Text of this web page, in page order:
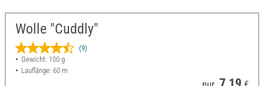
Wolle "Cuddly"
(9)
Gewicht: 100 g
Lauflänge: 60 m